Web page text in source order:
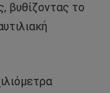
βυθίζοντας το